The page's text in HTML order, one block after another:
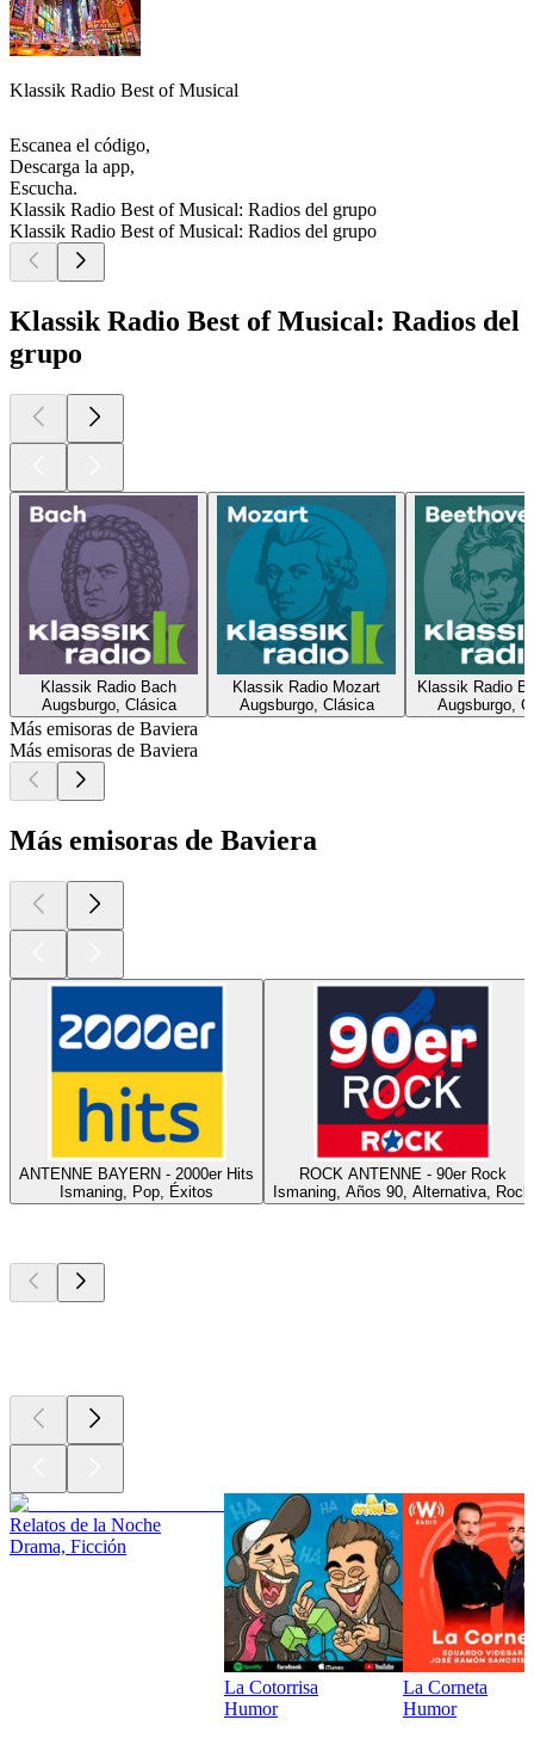
Klassik Radio Best of Musical
Escanea el código,
Descarga la app,
Escucha.
Klassik Radio Best of Musical: Radios del grupo
Klassik Radio Best of Musical: Radios del grupo
Klassik Radio Best of Musical: Radios del
grupo
Klassik Radio Bach
Augsburgo, Clásica
Klassik Radio Mozart
Augsburgo, Clásica
Klassik Radio
Augsburgo,
Más emisoras de Baviera
Más emisoras de Baviera
Más emisoras de Baviera
ANTENNE BAYERN - 2000er Hits
Ismaning, Pop, Éxitos
ROCK ANTENNE - 90er Rock
Ismaning, Años 90, Alternativa, Rock
Relatos de la Noche
Drama, Ficción
La Cotorrisa
Humor
La Corneta
Humor